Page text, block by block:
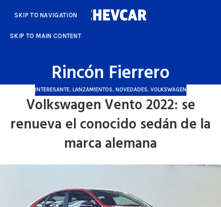
SKIP TO NAVIGATION
SKIP TO MAIN CONTENT
Rincón Fierrero
INTERESANTE, LANZAMIENTOS, NOVEDADES, VOLKSWAGEN
Volkswagen Vento 2022: se
renueva el conocido sedán de la
marca alemana